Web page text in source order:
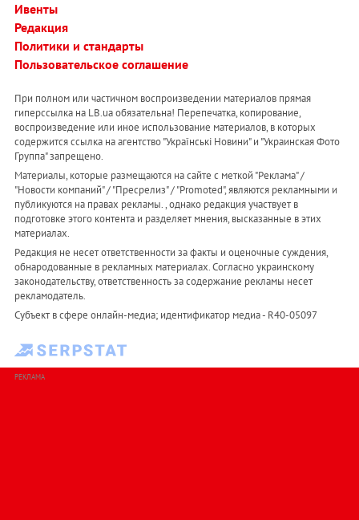
Ивенты
Редакция
Политики и стандарты
Пользовательское соглашение
При полном или частичном воспроизведении материалов прямая
гиперссылка на LB.ua обязательна! Перепечатка, копирование,
воспроизведение или иное использование материалов, в которых
содержится ссылка на агентство "Українськi Новини" и "Украинская Фото
Группа" запрещено.
Материалы, которые размещаются на сайте с меткой "Реклама" /
"Новости компаний" / "Пресрелиз" / "Promoted", являются рекламными и
публикуются на правах рекламы. , однако редакция участвует в
подготовке этого контента и разделяет мнения, высказанные в этих
материалах.
Редакция не несет ответственности за факты и оценочные суждения,
обнародованные в рекламных материалах. Согласно украинскому
законодательству, ответственность за содержание рекламы несет
рекламодатель.
Субъект в сфере онлайн-медиа; идентификатор медиа - R40-05097
РЕКЛАМА